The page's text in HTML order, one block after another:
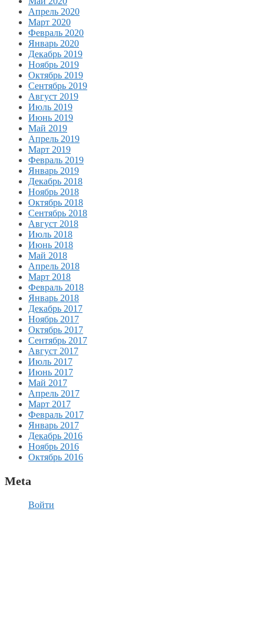
Апрель 2020
Март 2020
Февраль 2020
Январь 2020
Декабрь 2019
Ноябрь 2019
Октябрь 2019
Сентябрь 2019
Август 2019
Июль 2019
Июнь 2019
Май 2019
Апрель 2019
Март 2019
Февраль 2019
Январь 2019
Декабрь 2018
Ноябрь 2018
Октябрь 2018
Сентябрь 2018
Август 2018
Июль 2018
Июнь 2018
Май 2018
Апрель 2018
Март 2018
Февраль 2018
Январь 2018
Декабрь 2017
Ноябрь 2017
Октябрь 2017
Сентябрь 2017
Август 2017
Июль 2017
Июнь 2017
Май 2017
Апрель 2017
Март 2017
Февраль 2017
Январь 2017
Декабрь 2016
Ноябрь 2016
Октябрь 2016
Meta
Войти